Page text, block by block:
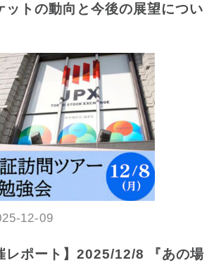
ットの動向と今後の展望につい
12-09
レポート】2025/12/8 『あの場